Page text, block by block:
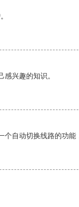
兴趣的知识。
自动切换线路的功